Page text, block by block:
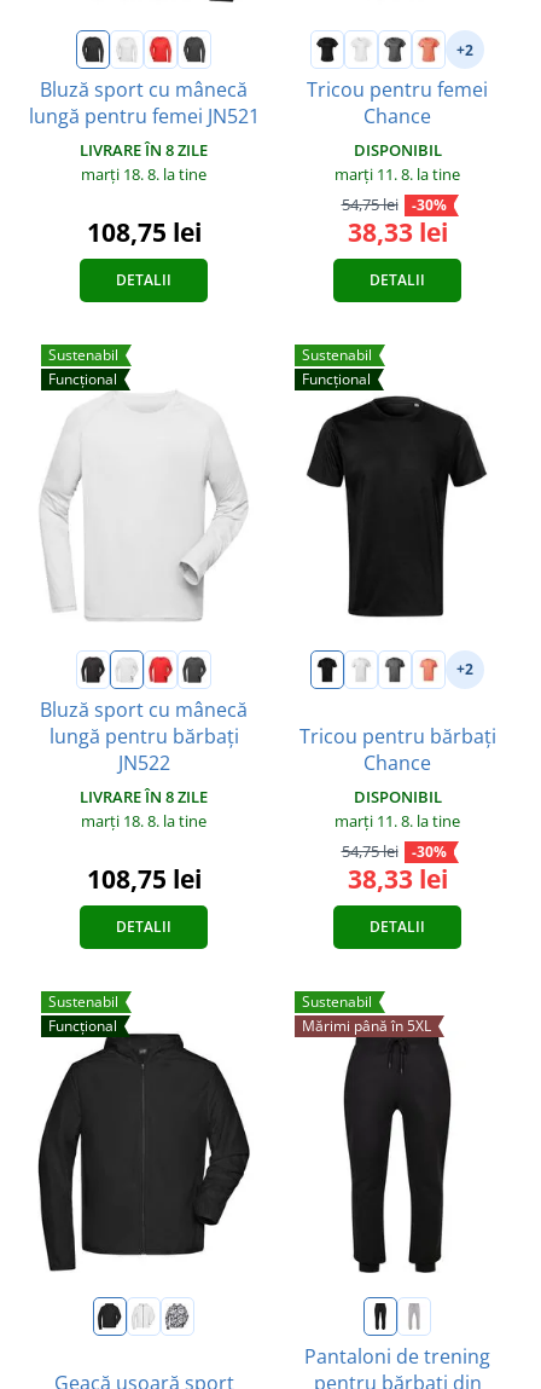
Bluză sport cu mânecă
lungă pentru femei JN521
LIVRARE ÎN 8 ZILE
marți 18. 8. la tine
108,75 lei
DETALII
+2
Tricou pentru femei
Chance
DISPONIBIL
marți 11. 8. la tine
54,75 lei
-30%
38,33 lei
DETALII
Sustenabil
Funcțional
Bluză sport cu mânecă
lungă pentru bărbați
JN522
LIVRARE ÎN 8 ZILE
marți 18. 8. la tine
108,75 lei
DETALII
Sustenabil
Funcțional
+2
Tricou pentru bărbați
Chance
DISPONIBIL
marți 11. 8. la tine
54,75 lei
-30%
38,33 lei
DETALII
Sustenabil
Funcțional
Geacă ușoară sport
Sustenabil
Mărimi până în 5XL
Pantaloni de trening
pentru bărbați din